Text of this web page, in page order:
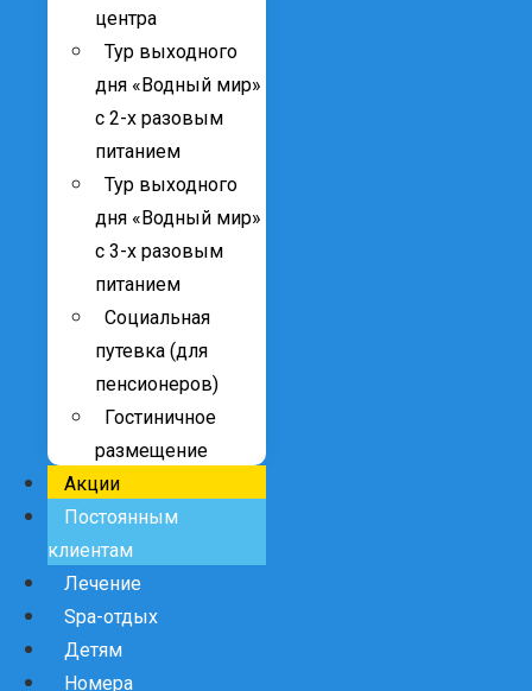
центра
Тур выходного
дня «Водный мир»
с 2-х разовым
питанием
Тур выходного
дня «Водный мир»
с 3-х разовым
питанием
Социальная
путевка (для
пенсионеров)
Гостиничное
размещение
Акции
Постоянным
клиентам
Лечение
Spa-отдых
Детям
Номера